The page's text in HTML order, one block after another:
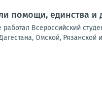
помощи, единства и
Всероссийский
Омской, Рязанской